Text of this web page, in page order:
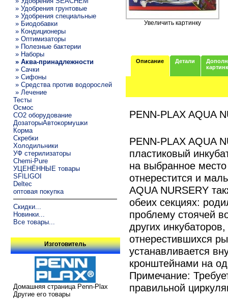
» Удобрения грунтовые
» Удобрения специальные
» Биодобавки
» Кондиционеры
» Оптимизаторы
» Полезные бактерии
» Наборы
» Аква-принадлежности
» Сачки
» Сифоны
» Средства против водорослей
» Лечение
Тесты
Осмос
CO2 оборудование
ДозаторыАвтокормушки
Корма
Скребки
Холодильники
УФ стерилизаторы
Chemi-Pure
УЦЕНЁННЫЕ товары
SFILIGOI
Deltec
оптовая покупка
Скидки...
Новинки...
Все товары...
Изготовитель
Домашняя страница Penn-Plax
Другие его товары
Увеличить картинку
Описание Детали
PENN-PLAX AQUA
PENN-PLAX AQUA
пластиковый
на выбранное
отнерестится и
AQUA NURSERY
обеих секциях:
проблему стоячей
других
отнерестившихся
устанавливается
кронштейнами на
Примечание:
правильной